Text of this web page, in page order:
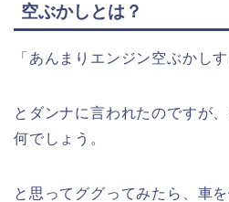
空ぶかしとは？
「あんまりエンジン空ぶかし
とダンナに言われたのですが
何でしょう。
と思ってググってみたら、車